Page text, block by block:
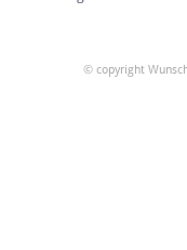
© copyright